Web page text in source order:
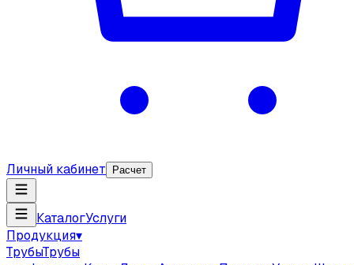
Личный кабинет Расчет
КаталогУслуги
Продукция▾
ТрубыТрубы